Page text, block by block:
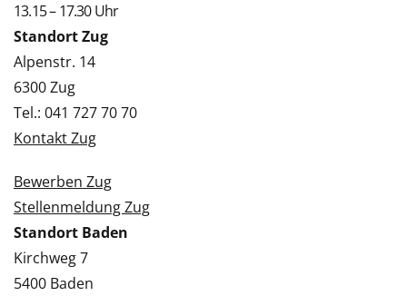
13.15 – 17.30 Uhr
Standort Zug
Alpenstr. 14
6300 Zug
Tel.: 041 727 70 70
Kontakt Zug
Bewerben Zug
Stellenmeldung Zug
Standort Baden
Kirchweg 7
5400 Baden